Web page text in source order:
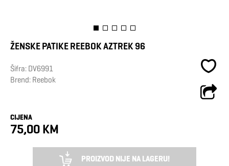
ŽENSKE PATIKE REEBOK AZTREK 96
Šifra: DV6991
Brend: Reebok
CIJENA
75,00 KM
PROIZVOD NIJE NA LAGERU!